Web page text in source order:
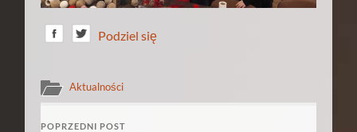
Podziel się
Aktualności
POPRZEDNI POST